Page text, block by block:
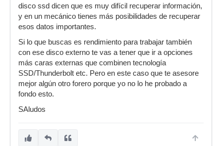
disco ssd dicen que es muy difícil recuperar información,
y en un mecánico tienes más posibilidades de recuperar
esos datos importantes.
Si lo que buscas es rendimiento para trabajar también
con ese disco externo te vas a tener que ir a opciones
más caras externas que combinen tecnología
SSD/Thunderbolt etc. Pero en este caso que te asesore
mejor algún otro forero porque yo no lo he probado a
fondo esto.
SAludos